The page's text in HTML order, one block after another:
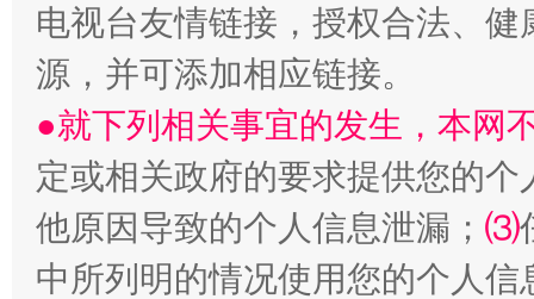
受贿1.44亿！段成刚被判无期 从幼
电视台友情链接，授权合法、
源，并可添加相应链接。
●就下列相关事宜的发生，本网
定或相关政府的要求提供您的个
他原因导致的个人信息泄漏； ⑶
中所列明的情况使用您的个人